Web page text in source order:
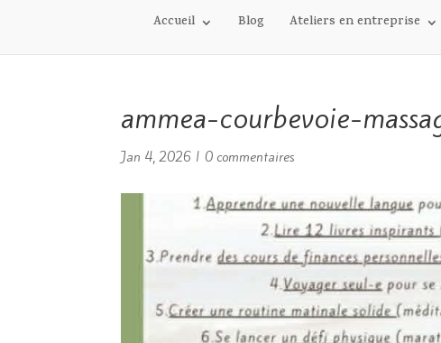
Accueil Blog Ateliers en entreprise
ammea-courbevoie-
Jan 4, 2026 | 0 commentaires